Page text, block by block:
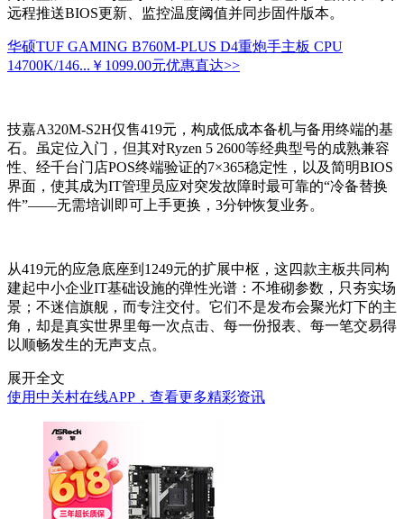
远程推送BIOS更新、监控温度阈值并同步固件版本。
华硕TUF GAMING B760M-PLUS D4重炮手主板 CPU
14700K/146... ￥1099.00元优惠直达>>
技嘉A320M-S2H仅售419元，构成低成本备机与备用终端的基
石。虽定位入门，但其对Ryzen 5 2600等经典型号的成熟兼容
性、经千台门店POS终端验证的7×365稳定性，以及简明BIOS
界面，使其成为IT管理员应对突发故障时最可靠的“冷备替换
件”——无需培训即可上手更换，3分钟恢复业务。
从419元的应急底座到1249元的扩展中枢，这四款主板共同构
建起中小企业IT基础设施的弹性光谱：不堆砌参数，只夯实场
景；不迷信旗舰，而专注交付。它们不是发布会聚光灯下的主
角，却是真实世界里每一次点击、每一份报表、每一笔交易得
以顺畅发生的无声支点。
展开全文
使用中关村在线APP，查看更多精彩资讯